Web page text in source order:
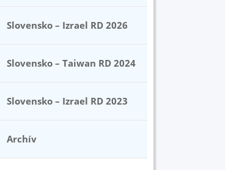
Slovensko – Izrael RD 2026
Slovensko – Taiwan RD 2024
Slovensko – Izrael RD 2023
Archív